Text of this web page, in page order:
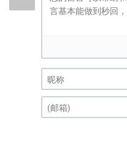
昵称 (必填)